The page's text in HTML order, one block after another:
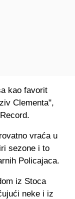
kao favorit
Clementa",
vraća u
sezone i to
Policajaca.
iz Stoca
neke i iz